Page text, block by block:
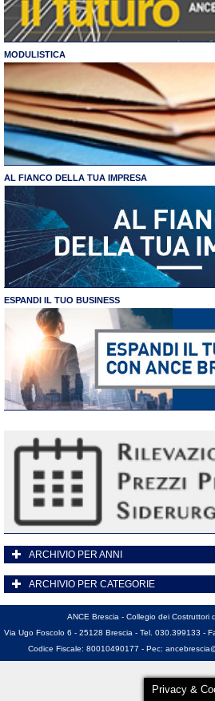
MODULISTICA
AL FIANCO DELLA TUA IMPRESA
ESPANDI IL TUO BUSINESS
ARCHIVIO PER ANNI
ARCHIVIO PER CATEGORIE
ANCE Brescia - Collegio dei Costruttori
Via Ugo Foscolo 6 - 25128 Brescia - Tel. 030.399133 -
Codice Fiscale: 80010490177 - Pec:
Privacy &